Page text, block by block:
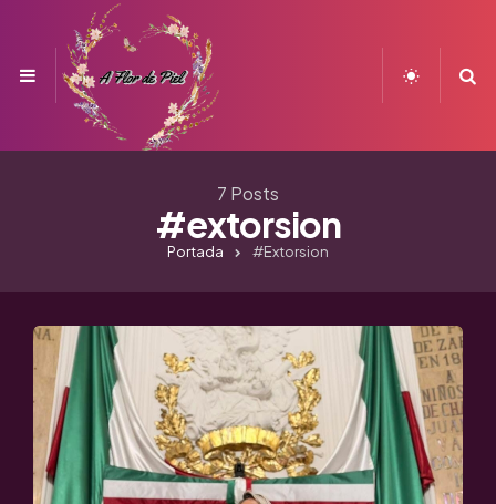
Menu
7 Posts
#extorsion
Portada #extorsion